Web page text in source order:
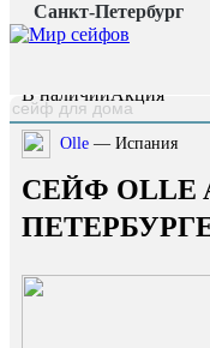
Санкт-Петербург
Главная страница /
Каталог /
В наличииАкция
Olle — Испания
СЕЙФ OLLE